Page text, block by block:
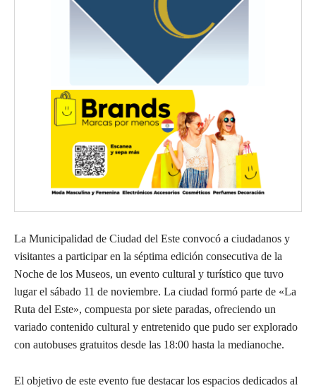
La Municipalidad de Ciudad del Este convocó a ciudadanos y
visitantes a participar en la séptima edición consecutiva de la
Noche de los Museos, un evento cultural y turístico que tuvo
lugar el sábado 11 de noviembre. La ciudad formó parte de «La
Ruta del Este», compuesta por siete paradas, ofreciendo un
variado contenido cultural y entretenido que pudo ser explorado
con autobuses gratuitos desde las 18:00 hasta la medianoche.
El objetivo de este evento fue destacar los espacios dedicados al